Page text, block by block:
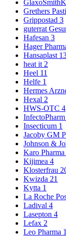
Grethers
Grippostad 3
guterrat
Hafesan 3
Hager
Hansaplast
heat it 2
Heel 11
Helfe 1
Hermes
Hexal 2
HWS-OTC 4
InfectoPharm
Insecticum 1
Jacoby GM
Johnson &
Karo
Kijimea 4
Klosterfrau
Kwizda 21
Kytta 1
La Roche
Ladival 4
Lasepton 4
Lefax 2
Leo Pharma 1